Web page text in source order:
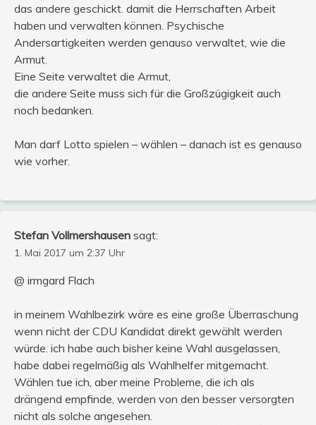
das andere geschickt. damit die Herrschaften Arbeit
haben und verwalten können. Psychische
Andersartigkeiten werden genauso verwaltet, wie die
Armut.
Eine Seite verwaltet die Armut,
die andere Seite muss sich für die Großzügigkeit auch
noch bedanken.
Man darf Lotto spielen – wählen – danach ist es genauso
wie vorher.
Stefan Vollmershausen sagt:
1. Mai 2017 um 2:37 Uhr
@ irmgard Flach
in meinem Wahlbezirk wäre es eine große Überraschung
wenn nicht der CDU Kandidat direkt gewählt werden
würde. ich habe auch bisher keine Wahl ausgelassen,
habe dabei regelmäßig als Wahlhelfer mitgemacht.
Wählen tue ich, aber meine Probleme, die ich als
drängend empfinde, werden von den besser versorgten
nicht als solche angesehen.